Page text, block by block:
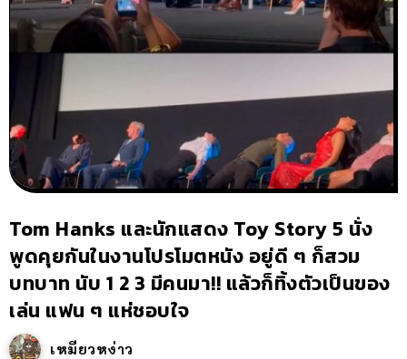
Tom Hanks และนักแสดง Toy Story 5 นั่ง
พูดคุยกันในงานโปรโมตหนัง อยู่ดี ๆ ก็สวม
บทบาท นับ 1 2 3 มีคนมา!! แล้วก็ทิ้งตัวเป็นของ
เล่น แฟน ๆ แห่ชอบใจ
เหมียวหง่าว